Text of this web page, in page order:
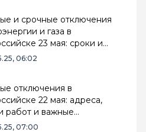
и срочные отключения
и газа в
23 мая: сроки и
06:02
отключения в
22 мая: адреса,
работ и важные
07:00